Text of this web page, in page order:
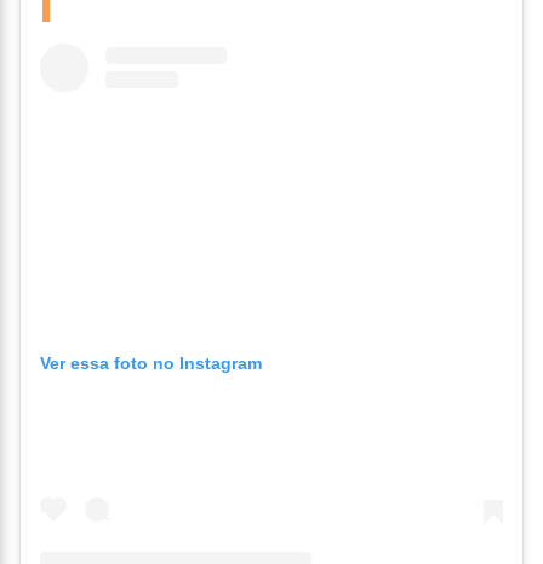
Ver essa foto no Instagram